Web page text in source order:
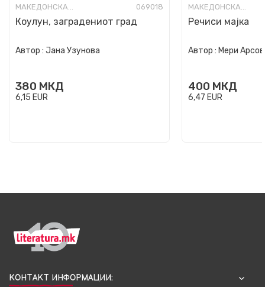
МАКЕДОНСКА КНИЖЕВНОСТ 069018
Коулун, заградениот град
Автор : Јана Узунова
380 МКД
6,15 EUR
МАКЕДОНСКА КНИЖЕВНОСТ
Речиси мајка
Автор : Мери
400 МКД
6,47 EUR
КОНТАКТ ИНФОРМАЦИИ: